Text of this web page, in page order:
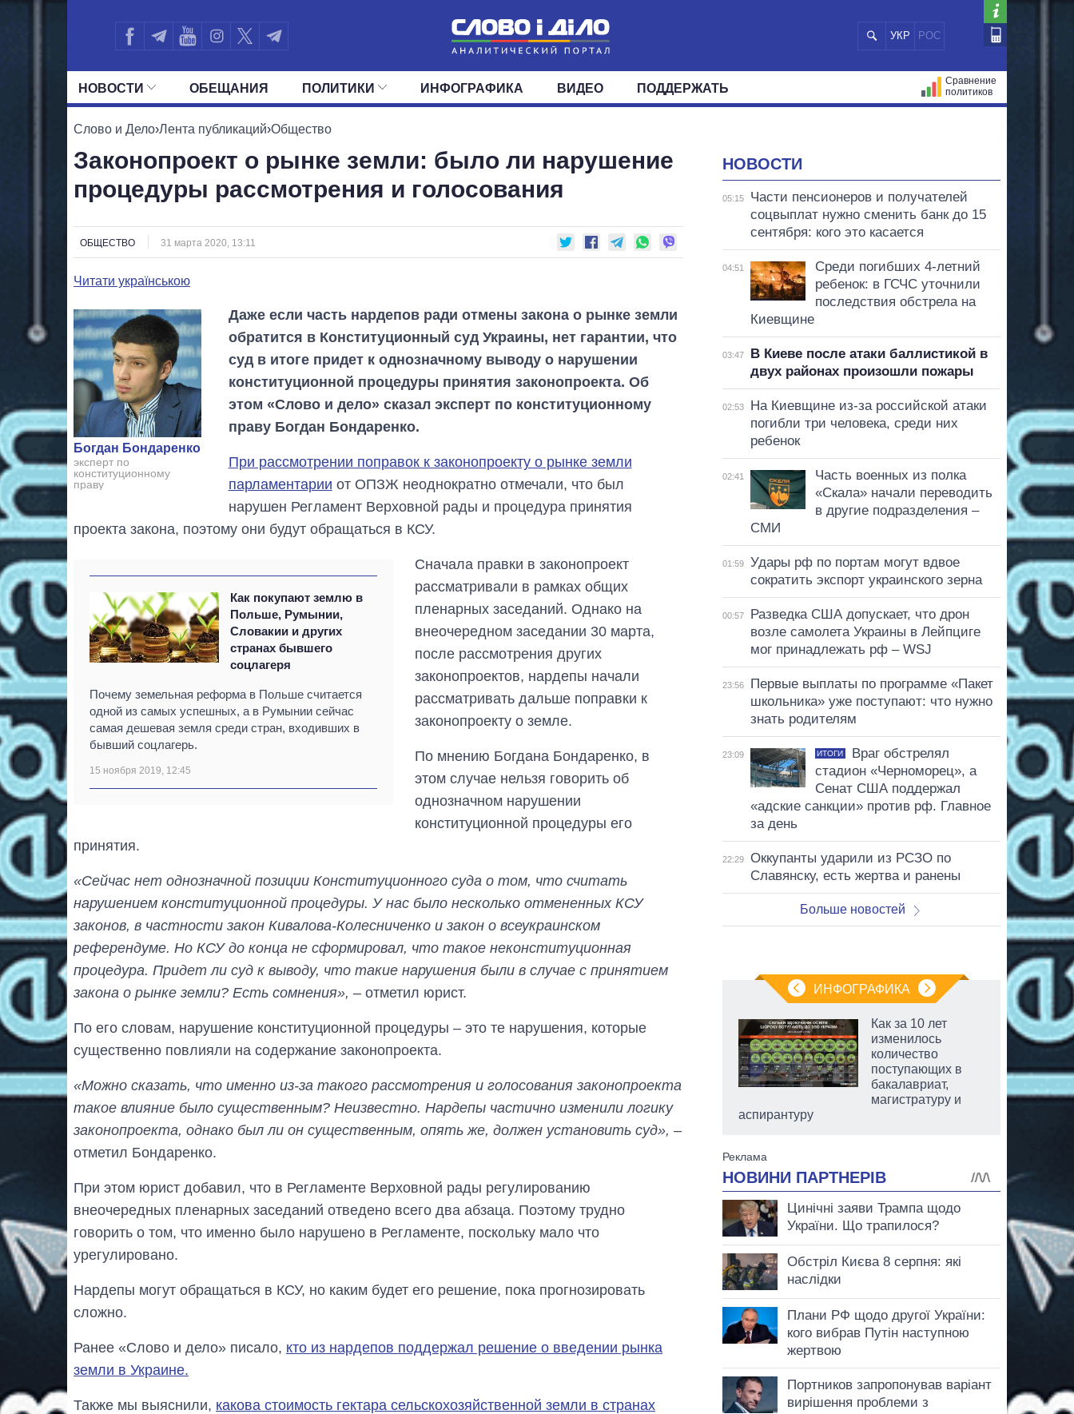
УКР РОС
НОВОСТИ
ПОЛИТИКА ЭКОНОМИКА ОБЩЕСТВО МИР
ОБЕЩАНИЯ ПОЛИТИКИ
ВСЕ ПОЛИТИКИ ПРЕЗИДЕНТ И ОФИС
ДЕПУТАТЫ КОМИТЕТЫ ФРАКЦИИ ОКРУГА
ИНФОГРАФИКА ВИДЕО ПОДДЕРЖАТЬ
Сравнение
политиков
Слово и Дело›Лента публикаций›Общество
Законопроект о рынке земли: было ли нарушение
процедуры рассмотрения и голосования
ОБЩЕСТВО 31 марта 2020, 13:11
Читати українською
Богдан Бондаренко
эксперт по
конституционному
праву
Даже если часть нардепов ради отмены закона о рынке земли
обратится в Конституционный суд Украины, нет гарантии, что
суд в итоге придет к однозначному выводу о нарушении
конституционной процедуры принятия законопроекта. Об
этом «Слово и дело» сказал эксперт по конституционному
праву Богдан Бондаренко.
При рассмотрении поправок к законопроекту о рынке земли
парламентарии от ОПЗЖ неоднократно отмечали, что был
нарушен Регламент Верховной рады и процедура принятия
проекта закона, поэтому они будут обращаться в КСУ.
Как покупают землю в
Польше, Румынии,
Словакии и других
странах бывшего
соцлагеря
Почему земельная реформа в Польше считается
одной из самых успешных, а в Румынии сейчас
самая дешевая земля среди стран, входивших в
бывший соцлагерь.
15 ноября 2019, 12:45
Сначала правки в законопроект
рассматривали в рамках общих
пленарных заседаний. Однако на
внеочередном заседании 30 марта,
после рассмотрения других
законопроектов, нардепы начали
рассматривать дальше поправки к
законопроекту о земле.
По мнению Богдана Бондаренко, в
этом случае нельзя говорить об
однозначном нарушении
конституционной процедуры его
принятия.
«Сейчас нет однозначной позиции Конституционного суда о том, что считать
нарушением конституционной процедуры. У нас было несколько отмененных КСУ
законов, в частности закон Кивалова-Колесниченко и закон о всеукраинском
референдуме. Но КСУ до конца не сформировал, что такое неконституционная
процедура. Придет ли суд к выводу, что такие нарушения были в случае с принятием
закона о рынке земли? Есть сомнения», – отметил юрист.
По его словам, нарушение конституционной процедуры – это те нарушения, которые
существенно повлияли на содержание законопроекта.
«Можно сказать, что именно из-за такого рассмотрения и голосования законопроекта
такое влияние было существенным? Неизвестно. Нардепы частично изменили логику
законопроекта, однако был ли он существенным, опять же, должен установить суд», –
отметил Бондаренко.
При этом юрист добавил, что в Регламенте Верховной рады регулированию
внеочередных пленарных заседаний отведено всего два абзаца. Поэтому трудно
говорить о том, что именно было нарушено в Регламенте, поскольку мало что
урегулировано.
Нардепы могут обращаться в КСУ, но каким будет его решение, пока прогнозировать
сложно.
Ранее «Слово и дело» писало, кто из нардепов поддержал решение о введении рынка
земли в Украине.
Также мы выяснили, какова стоимость гектара сельскохозяйственной земли в странах
НОВОСТИ
05:15
Части пенсионеров и получателей
соцвыплат нужно сменить банк до 15
сентября: кого это касается
04:51
Среди погибших 4-летний
ребенок: в ГСЧС уточнили
последствия обстрела на
Киевщине
03:47
В Киеве после атаки баллистикой в
двух районах произошли пожары
02:53
На Киевщине из-за российской атаки
погибли три человека, среди них
ребенок
02:41
Часть военных из полка
«Скала» начали переводить
в другие подразделения –
СМИ
01:59
Удары рф по портам могут вдвое
сократить экспорт украинского зерна
00:57
Разведка США допускает, что дрон
возле самолета Украины в Лейпциге
мог принадлежать рф – WSJ
23:56
Первые выплаты по программе «Пакет
школьника» уже поступают: что нужно
знать родителям
23:09 ИТОГИ
Враг обстрелял
стадион «Черноморец», а
Сенат США поддержал
«адские санкции» против рф. Главное
за день
22:29
Оккупанты ударили из РСЗО по
Славянску, есть жертва и ранены
Больше новостей
ИНФОГРАФИКА
Дефицит памяти:
как вырос спрос
что прогнозируют
Как за 10 лет
изменилось
количество
поступающих в
бакалавриат,
магистратуру и
аспирантуру